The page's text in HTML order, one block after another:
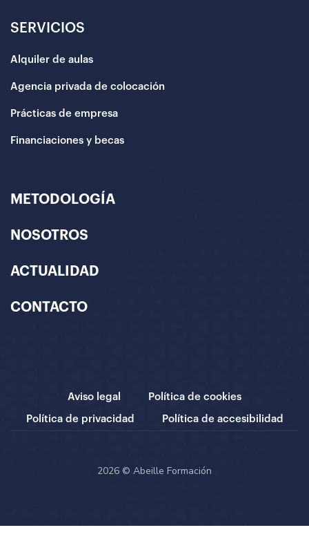
SERVICIOS
Alquiler de aulas
Agencia privada de colocación
Prácticas de empresa
Financiaciones y becas
METODOLOGÍA
NOSOTROS
ACTUALIDAD
CONTACTO
Aviso legal Política de cookies
Política de privacidad Política de accesibilidad
2026 © Abeille Formación